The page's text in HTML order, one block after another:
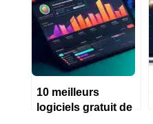
10 meilleurs
logiciels gratuit de